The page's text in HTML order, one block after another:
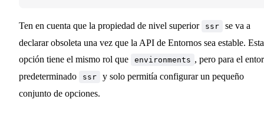
Ten en cuenta que la propiedad de nivel superior ssr
se va a
declarar obsoleta una vez que la API de Entornos sea estable. Esta
opción tiene el mismo rol que
environments , pero para el
predeterminado
ssr
y solo permitía configurar un pequeño
conjunto de opciones.